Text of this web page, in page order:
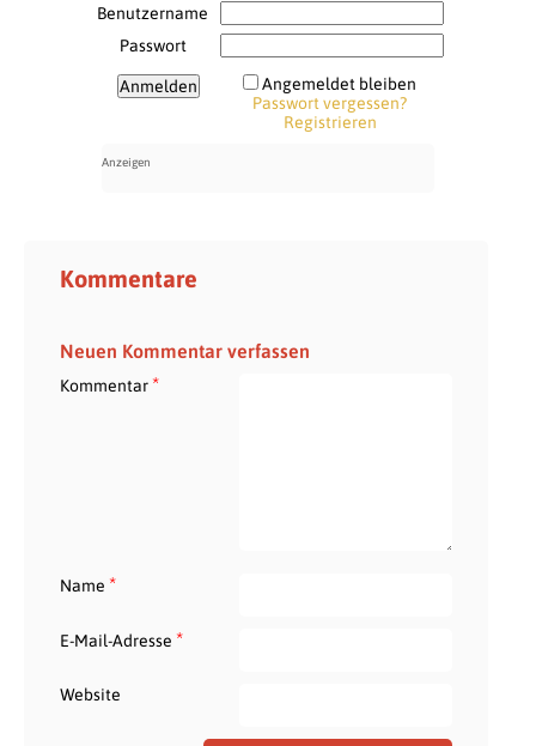
Benutzername
Passwort
Angemeldet bleiben
Passwort vergessen?
Registrieren
Kommentare
Neuen Kommentar verfassen
Kommentar*
Name *
E-Mail-Adresse *
Website